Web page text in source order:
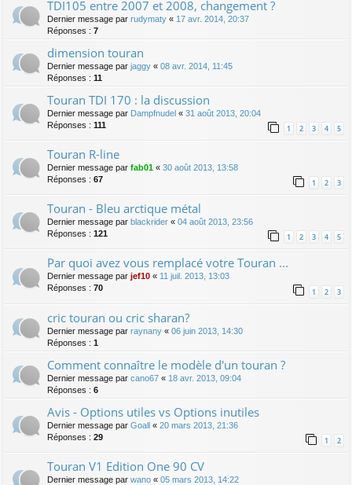
TDI105 entre 2007 et 2008, changement ?
Dernier message par rudymaty « 17 avr. 2014, 20:37
Réponses : 7
dimension touran
Dernier message par jaggy « 08 avr. 2014, 11:45
Réponses : 11
Touran TDI 170 : la discussion
Dernier message par Dampfnudel « 31 août 2013, 20:04
Réponses : 111 1 2 3 4 5
Touran R-line
Dernier message par fab01 « 30 août 2013, 13:58
Réponses : 67 1 2 3
Touran - Bleu arctique métal
Dernier message par blackrider « 04 août 2013, 23:56
Réponses : 121 1 2 3 4 5
Par quoi avez vous remplacé votre Touran ...
Dernier message par jef10 « 11 juil. 2013, 13:03
Réponses : 70 1 2 3
cric touran ou cric sharan?
Dernier message par raynany « 06 juin 2013, 14:30
Réponses : 1
Comment connaître le modèle d'un touran ?
Dernier message par cano67 « 18 avr. 2013, 09:04
Réponses : 6
Avis - Options utiles vs Options inutiles
Dernier message par Goall « 20 mars 2013, 21:36
Réponses : 29 1 2
Touran V1 Edition One 90 CV
Dernier message par wano « 05 mars 2013, 14:22